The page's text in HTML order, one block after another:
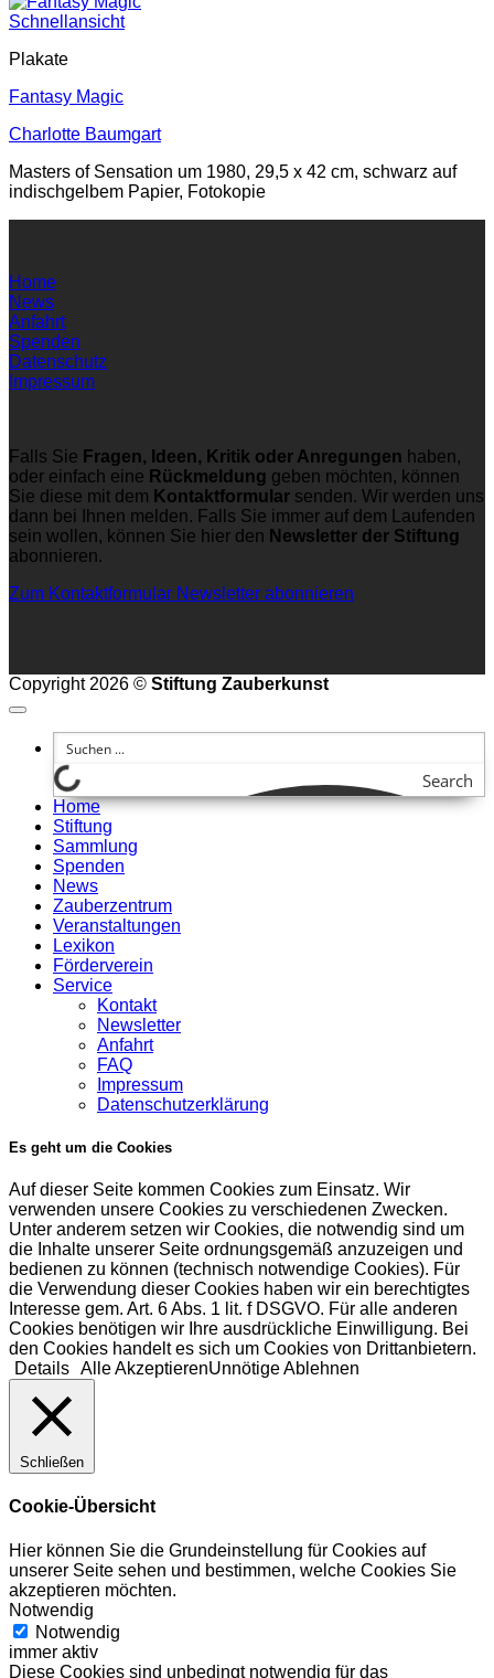
Schnellansicht
Plakate
Fantasy Magic
Charlotte Baumgart
Masters of Sensation um 1980, 29,5 x 42 cm, schwarz auf
indischgelbem Papier, Fotokopie
Home
News
Anfahrt
Spenden
Datenschutz
Impressum
Falls Sie Fragen, Ideen, Kritik oder Anregungen haben,
oder einfach eine Rückmeldung geben möchten, können
Sie diese mit dem Kontaktformular senden. Wir werden uns
dann bei Ihnen melden. Falls Sie immer auf dem Laufenden
sein wollen, können Sie hier den Newsletter der Stiftung
abonnieren.
Zum Kontaktformular Newsletter abonnieren
Copyright 2026 © Stiftung Zauberkunst
Search
Home
Stiftung
Sammlung
Spenden
News
Zauberzentrum
Veranstaltungen
Lexikon
Förderverein
Service
Kontakt
Newsletter
Anfahrt
FAQ
Impressum
Datenschutzerklärung
Es geht um die Cookies
Auf dieser Seite kommen Cookies zum Einsatz. Wir
verwenden unsere Cookies zu verschiedenen Zwecken.
Unter anderem setzen wir Cookies, die notwendig sind um
die Inhalte unserer Seite ordnungsgemäß anzuzeigen und
bedienen zu können (technisch notwendige Cookies). Für
die Verwendung dieser Cookies haben wir ein berechtigtes
Interesse gem. Art. 6 Abs. 1 lit. f DSGVO. Für alle anderen
Cookies benötigen wir Ihre ausdrückliche Einwilligung. Bei
den Cookies handelt es sich um Cookies von Drittanbietern.
Details Alle AkzeptierenUnnötige Ablehnen
Schließen
Cookie-Übersicht
Hier können Sie die Grundeinstellung für Cookies auf
unserer Seite sehen und bestimmen, welche Cookies Sie
akzeptieren möchten.
Notwendig
Notwendig
immer aktiv
Diese Cookies sind unbedingt notwendig für das